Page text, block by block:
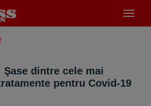
meniu
Şase dintre cele mai
pentru Covid-19